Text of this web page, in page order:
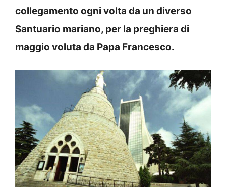
collegamento ogni volta da un diverso
Santuario mariano, per la preghiera di
maggio voluta da Papa Francesco.